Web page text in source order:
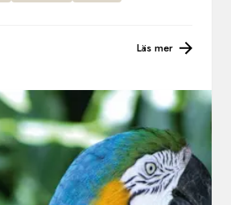
Läs mer